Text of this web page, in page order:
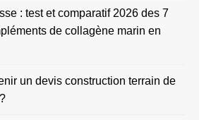
: test et comparatif 2026 des 7
de collagène marin en
un devis construction terrain de